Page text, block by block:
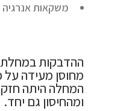
משקאות אנרגיה
ההדבקות
מחוסן מעידה על
המחלה היתה
ומהחיסון גם יחד.